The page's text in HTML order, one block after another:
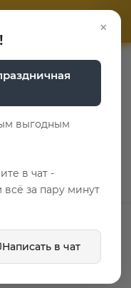
0
-
лучше! —
электронный
не просто файл с
×
выгодным
в чат -
за пару минут
Написать в чат